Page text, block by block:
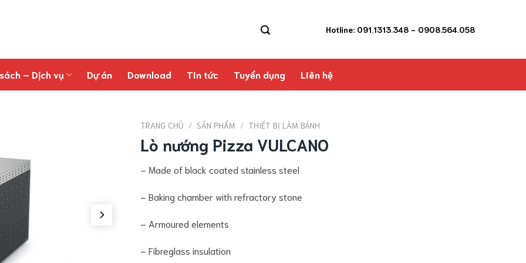
Hotline: 091.1313.348 - 0908.564.058
– Dịch vụ Dự án Download Tin tức Tuyển dụng Liên hệ
TRANG CHỦ / SẢN PHẨM / THIẾT BỊ LÀM BÁNH
Lò nướng Pizza VULCANO
– Made of black coated stainless steel
– Baking chamber with refractory stone
– Armoured elements
– Fibreglass insulation